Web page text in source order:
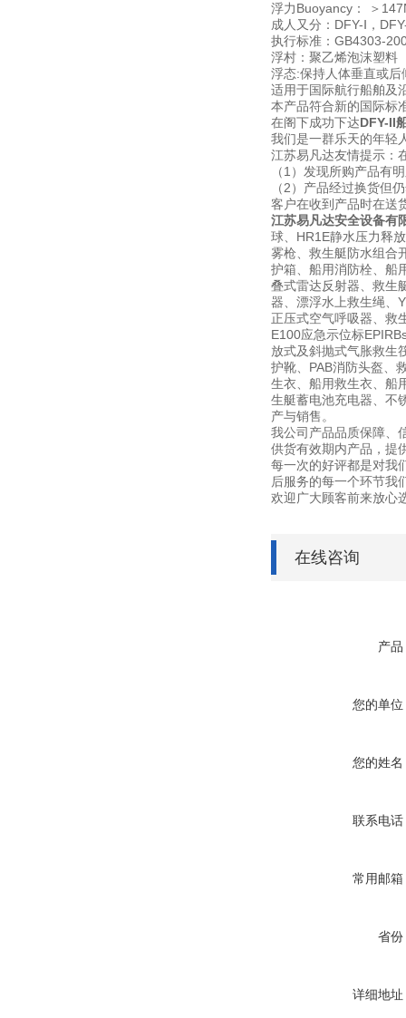
浮力Buoyancy： ＞
成人又分：DFY-Ⅰ，
执行标准：GB4303-
浮村：聚乙烯泡沫塑料
浮态:保持人体垂直或
适用于国际航行船舶及
本产品符合新的国际标
在阁下成功下达DFY-II
我们是一群乐天的年轻
江苏易凡达友情提示：
（1）发现所购产品有
（2）产品经过换货但
客户在收到产品时在送
江苏易凡达安全设备有
球、HR1E静水压力释
雾枪、救生艇防水组合
护箱、船用消防栓、船
叠式雷达反射器、救生
器、漂浮水上救生绳、
正压式空气呼吸器、救
E100应急示位标
放式及斜抛式气胀救生
护靴、PAB消防头盔、
生衣、船用救生衣、船
生艇蓄电池充电器、不
产与销售。
我公司产品品质保障、
供货有效期内产品，提
每一次的好评都是对我
后服务的每一个环节我
欢迎广大顾客前来放心
在线咨询
产品
您的单位
您的姓名
联系电话
常用邮箱
省份
详细地址